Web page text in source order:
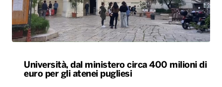
Università, dal ministero circa 400 milioni di
euro per gli atenei pugliesi